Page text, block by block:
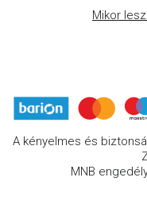
Mikor
A kényelmes és
MNB